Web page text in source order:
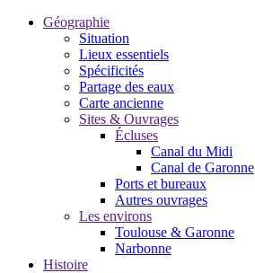
Géographie
Situation
Lieux essentiels
Spécificités
Partage des eaux
Carte ancienne
Sites & Ouvrages
Écluses
Canal du Midi
Canal de Garonne
Ports et bureaux
Autres ouvrages
Les environs
Toulouse & Garonne
Narbonne
Histoire